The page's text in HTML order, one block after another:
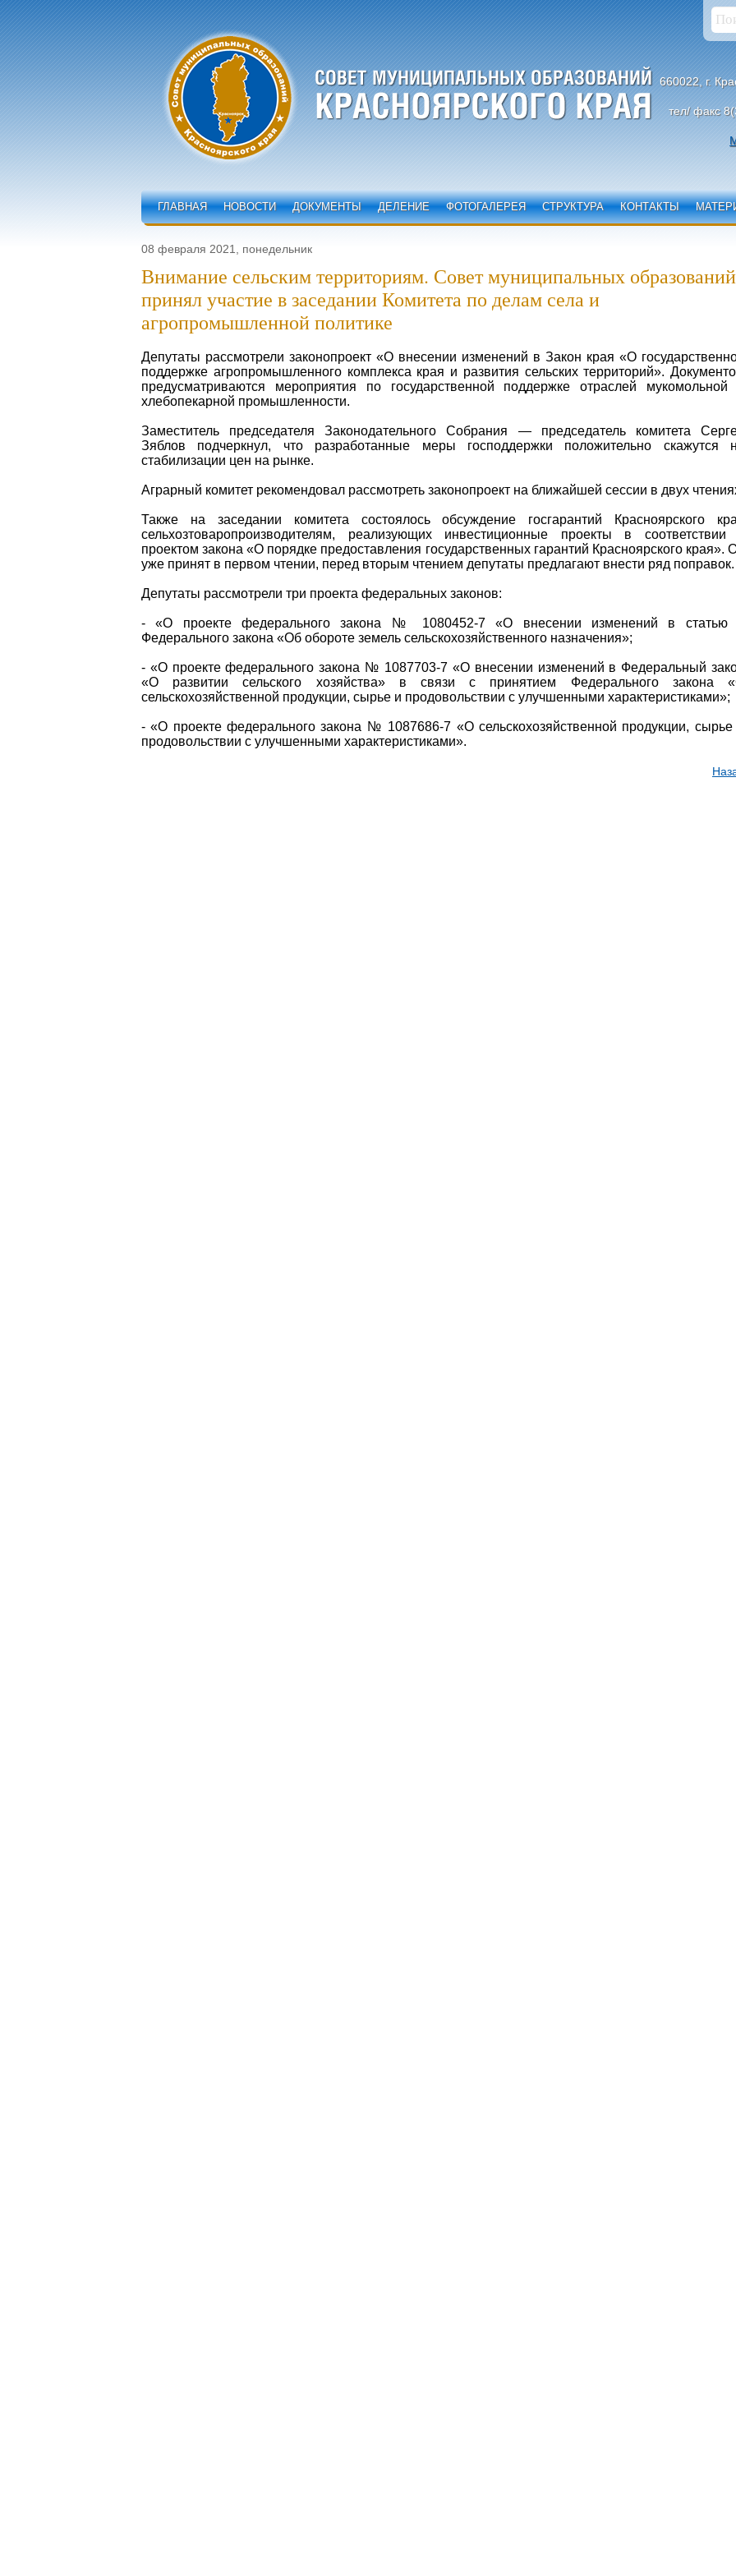
660022, г.
тел/ факс
ГЛАВНАЯ НОВОСТИ ДОКУМЕНТЫ ДЕЛЕНИЕ ФОТОГАЛЕРЕЯ СТРУКТУРА КОНТАКТЫ
08 февраля 2021, понедельник
Внимание сельским территориям. Совет муниципальных образований
принял участие в заседании Комитета по делам села и
агропромышленной политике
Депутаты рассмотрели законопроект «О внесении изменений в Закон края «О
поддержке агропромышленного комплекса края и развития сельских территорий».
предусматриваются мероприятия по государственной поддержке отраслей мукомольной
хлебопекарной промышленности.
Заместитель председателя Законодательного Собрания — председатель комитета
Зяблов подчеркнул, что разработанные меры господдержки положительно скажутся
стабилизации цен на рынке.
Аграрный комитет рекомендовал рассмотреть законопроект на ближайшей сессии в двух
Также на заседании комитета состоялось обсуждение госгарантий Красноярского
сельхозтоваропроизводителям, реализующих инвестиционные проекты в соответствии
проектом закона «О порядке предоставления государственных гарантий Красноярского края».
уже принят в первом чтении, перед вторым чтением депутаты предлагают внести ряд поправок.
Депутаты рассмотрели три проекта федеральных законов:
- «О проекте федерального закона № 1080452-7 «О внесении изменений в статью
Федерального закона «Об обороте земель сельскохозяйственного назначения»;
- «О проекте федерального закона № 1087703-7 «О внесении изменений в Федеральный
«О развитии сельского хозяйства» в связи с принятием Федерального закона
сельскохозяйственной продукции, сырье и продовольствии с улучшенными характеристиками»;
- «О проекте федерального закона № 1087686-7 «О сельскохозяйственной продукции, сырье
продовольствии с улучшенными характеристиками».